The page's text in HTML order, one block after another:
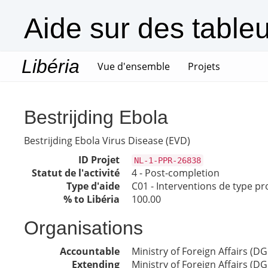
Aide sur des
Libéria Vue d'ensemble(current)
Projets
Bestrijding Ebola
Bestrijding Ebola Virus Disease (EVD)
ID Projet
NL-1-PPR-26838
Statut de l'activité
4 - Post-completion
Type d'aide
C01 - Interventions de type
% to Libéria
100.00
Organisations
Accountable
Ministry of Foreign Affairs
Extending
Ministry of Foreign Affairs